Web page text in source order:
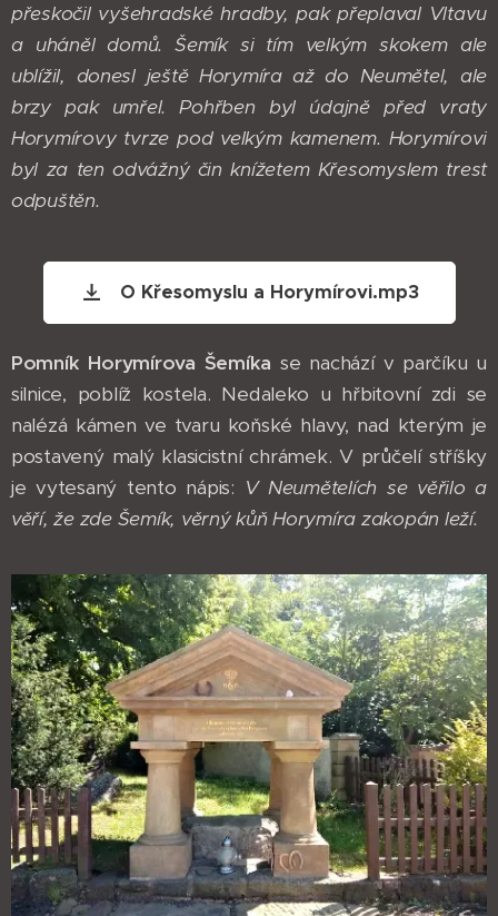
přeskočil vyšehradské hradby, pak přeplaval Vltavu
a uháněl domů. Šemík si tím velkým skokem ale
ublížil, donesl ještě Horymíra až do Neumětel, ale
brzy pak umřel. Pohřben byl údajně před vraty
Horymírovy tvrze pod velkým kamenem. Horymírovi
byl za ten odvážný čin knížetem Křesomyslem trest
odpuštěn.
O Křesomyslu a Horymírovi.mp3
Pomník Horymírova Šemíka se nachází v parčíku u
silnice, poblíž kostela. Nedaleko u hřbitovní zdi se
nalézá kámen ve tvaru koňské hlavy, nad kterým je
postavený malý klasicistní chrámek. V průčelí stříšky
je vytesaný tento nápis: V Neumětelích se věřilo a
věří, že zde Šemík, věrný kůň Horymíra zakopán leží.